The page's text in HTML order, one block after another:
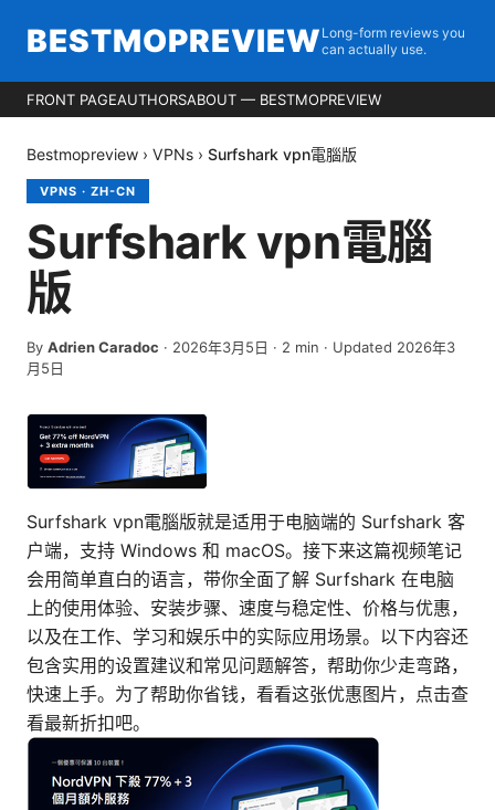
BESTMOPREVIEW Long-form reviews you
can actually use.
FRONT PAGEAUTHORSABOUT — BESTMOPREVIEW
Bestmopreview › VPNs › Surfshark vpn電腦版
VPNS · ZH-CN
Surfshark vpn電腦
版
By Adrien Caradoc · 2026年3月5日 · 2 min · Updated 2026年3
月5日
Surfshark vpn電腦版就是适用于电脑端的 Surfshark 客
户端，支持 Windows 和 macOS。接下来这篇视频笔记
会用简单直白的语言，带你全面了解 Surfshark 在电脑
上的使用体验、安装步骤、速度与稳定性、价格与优惠，
以及在工作、学习和娱乐中的实际应用场景。以下内容还
包含实用的设置建议和常见问题解答，帮助你少走弯路，
快速上手。为了帮助你省钱，看看这张优惠图片，点击查
看最新折扣吧。